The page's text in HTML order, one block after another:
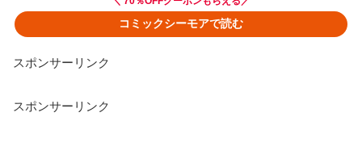
コミックシーモアで読む
スポンサーリンク
スポンサーリンク